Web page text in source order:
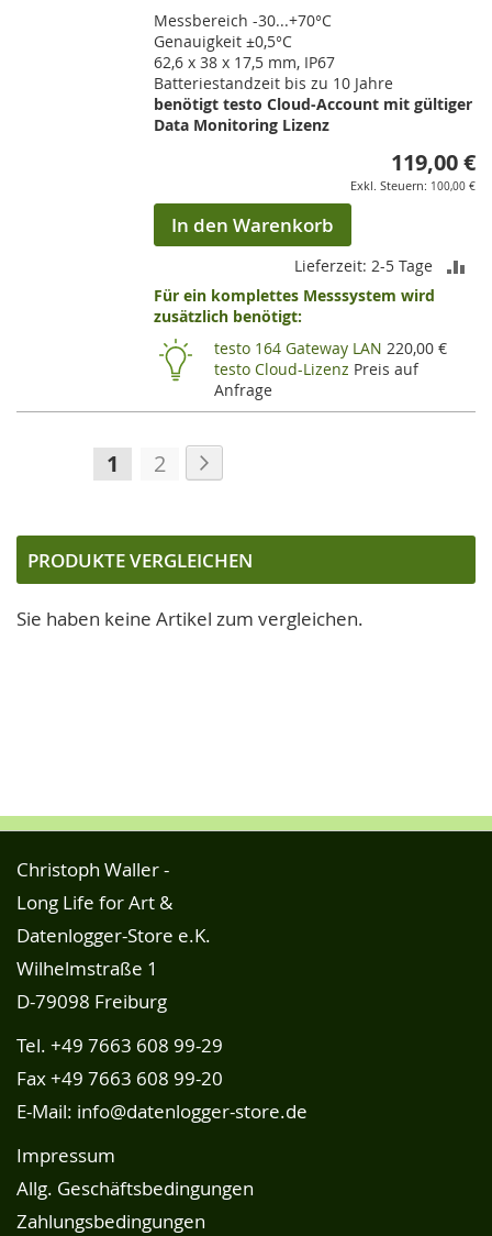
Messbereich -30...+70°C
Genauigkeit ±0,5°C
62,6 x 38 x 17,5 mm, IP67
Batteriestandzeit bis zu 10 Jahre
benötigt testo Cloud-Account mit gültiger
Data Monitoring Lizenz
119,00 €
100,00 €
In den Warenkorb
Lieferzeit: 2-5 Tage
Für ein komplettes Messsystem wird
zusätzlich benötigt:
testo 164 Gateway LAN 220,00 €
testo Cloud-Lizenz Preis auf
Anfrage
Seite
Sie
gerade
die
1 Seite
2
PRODUKTE VERGLEICHEN
Sie haben keine Artikel zum vergleichen.
Christoph Waller -
Long Life for Art &
Datenlogger-Store e.K.
Wilhelmstraße 1
D-79098 Freiburg
Tel. +49 7663 608 99-29
Fax +49 7663 608 99-20
E-Mail: info@datenlogger-store.de
Impressum
Allg. Geschäftsbedingungen
Zahlungsbedingungen